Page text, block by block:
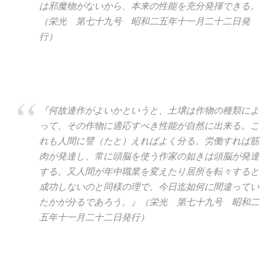
は邪魔物がないから、本来の性能を充分発揮できる。
（栄光 第七十九号 昭和二五年十一月二十二日発
行）
『何故連作がよいかというと、土壌は作物の種類によ
って、その作物に適応すべき性能が自然に出来る。こ
れも人間に譬（たと）えればよく分る。労働すれば筋
肉が発達し、常に頭脳を使う作家の如きは頭脳が発達
する。又人間が年中職業を変えたり居所を転々すると
成功しないのと同様の理で、今日迄如何に間違ってい
たかが分るであろう。』（栄光 第七十九号 昭和二
五年十一月二十二日発行）